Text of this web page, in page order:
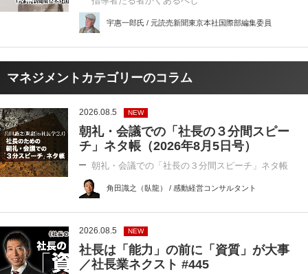
宇惠一郎氏 / 元読売新聞東京本社国際部編集委員
マネジメントカテゴリーのコラム
2026.08.5 NEW
朝礼・会議での「社長の３分間スピー
チ」ネタ帳（2026年8月5日号）
朝礼・会議での「社長の３分間スピーチ」ネタ帳
角田識之（臥龍） / 感動経営コンサルタント
2026.08.5 NEW
社長は「能力」の前に「資質」が大事
／社長業ネクスト #445